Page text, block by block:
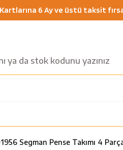
6 Ay ve üstü taksit
Segman Pense Takımı 4